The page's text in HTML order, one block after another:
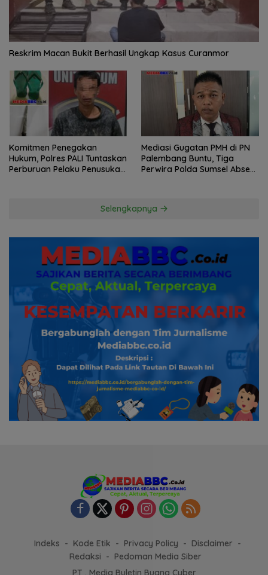
Reskrim Macan Bukit Berhasil Ungkap Kasus Curanmor
Komitmen Penegakan
Hukum, Polres PALI Tuntaskan
Perburuan Pelaku Penusukan
Mediasi Gugatan PMH di PN
Palembang Buntu, Tiga
Perwira Polda Sumsel Absen,
Selengkapnya
Indeks Kode Etik Privacy Policy
Disclaimer
Redaksi
Pedoman Media Siber
PT . Media Buletin Buana Cyber